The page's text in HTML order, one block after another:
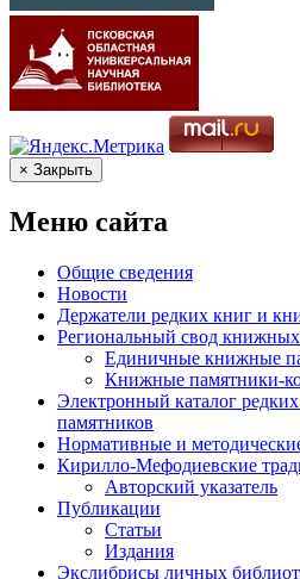
× Закрыть
Меню сайта
Общие сведения
Новости
Держатели редких книг и
Региональный свод
Единичные книжные
Книжные памятники-
Электронный каталог
памятников
Нормативные и
Кирилло-Мефодиевские
Авторский указатель
Публикации
Статьи
Издания
Экслибрисы личных